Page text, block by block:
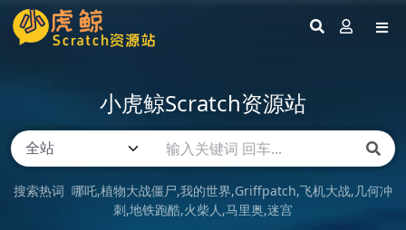
小虎鲸Scratch资源站
搜索热词 哪吒 植物大战僵尸 我的世界 Griffpatch 飞机大战 几何冲
刺 地铁跑酷 火柴人 马里奥 迷宫